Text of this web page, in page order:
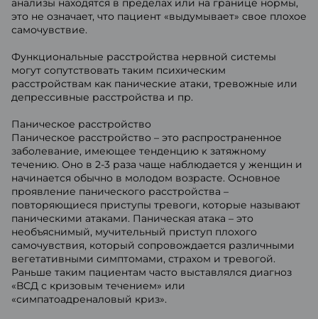
анализы находятся в пределах или на границе нормы,
это не означает, что пациент «выдумывает» свое плохое
самочувствие.
Функциональные расстройства нервной системы
могут сопутствовать таким психическим
расстройствам как панические атаки, тревожные или
депрессивные расстройства и пр.
Паническое расстройство
Паническое расстройство – это распространенное
заболевание, имеющее тенденцию к затяжному
течению. Оно в 2-3 раза чаще наблюдается у женщин и
начинается обычно в молодом возрасте. Основное
проявление панического расстройства –
повторяющиеся приступы тревоги, которые называют
паническими атаками. Паническая атака – это
необъяснимый, мучительный приступ плохого
самочувствия, который сопровождается различными
вегетативными симптомами, страхом и тревогой.
Раньше таким пациентам часто выставлялся диагноз
«ВСД с кризовым течением» или
«симпатоадреналовый криз».